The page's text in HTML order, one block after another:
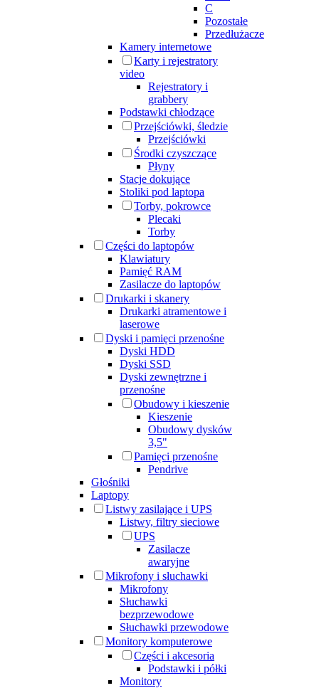
C
Pozostałe
Przedłużacze
Kamery internetowe
Karty i rejestratory
video
Rejestratory i
grabbery
Podstawki chłodzące
Przejściówki, śledzie
Przejściówki
Środki czyszczące
Płyny
Stacje dokujące
Stoliki pod laptopa
Torby, pokrowce
Plecaki
Torby
Części do laptopów
Klawiatury
Pamięć RAM
Zasilacze do laptopów
Drukarki i skanery
Drukarki atramentowe i
laserowe
Dyski i pamięci przenośne
Dyski HDD
Dyski SSD
Dyski zewnętrzne i
przenośne
Obudowy i kieszenie
Kieszenie
Obudowy dysków
3,5"
Pamięci przenośne
Pendrive
Głośniki
Laptopy
Listwy zasilające i UPS
Listwy, filtry sieciowe
UPS
Zasilacze
awaryjne
Mikrofony i słuchawki
Mikrofony
Słuchawki
bezprzewodowe
Słuchawki przewodowe
Monitory komputerowe
Części i akcesoria
Podstawki i półki
Monitory